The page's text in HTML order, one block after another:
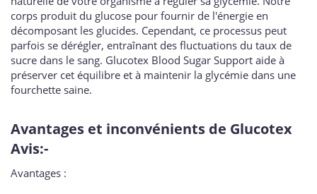
corps produit du glucose pour fournir de l'énergie en
décomposant les glucides. Cependant, ce processus peut
parfois se dérégler, entraînant des fluctuations du taux de
sucre dans le sang. Glucotex Blood Sugar Support aide à
préserver cet équilibre et à maintenir la glycémie dans une
fourchette saine.
Avantages et inconvénients de Glucotex
Avis:-
Avantages :